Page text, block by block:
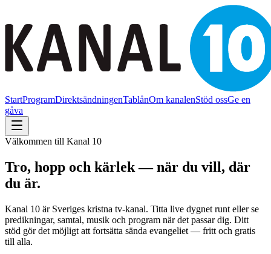
StartProgramDirektsändningenTablånOm kanalenStöd ossGe en
gåva
Välkommen till Kanal 10
Tro, hopp och kärlek — när du vill, där
du är.
Kanal 10 är Sveriges kristna tv-kanal. Titta live dygnet runt eller se
predikningar, samtal, musik och program när det passar dig. Ditt
stöd gör det möjligt att fortsätta sända evangeliet — fritt och gratis
till alla.